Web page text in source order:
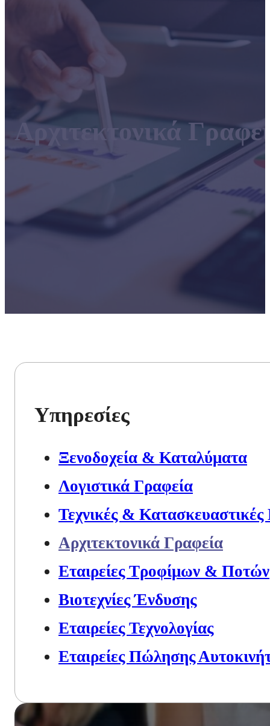
Αρχιτεκτονικά
Υπηρεσίες
Ξενοδοχεία & Καταλύματα
Λογιστικά Γραφεία
Τεχνικές & Κατασκευαστικές
Αρχιτεκτονικά Γραφεία
Εταιρείες Τροφίμων & Ποτών
Βιοτεχνίες Ένδυσης
Εταιρείες Τεχνολογίας
Εταιρείες Πώλησης